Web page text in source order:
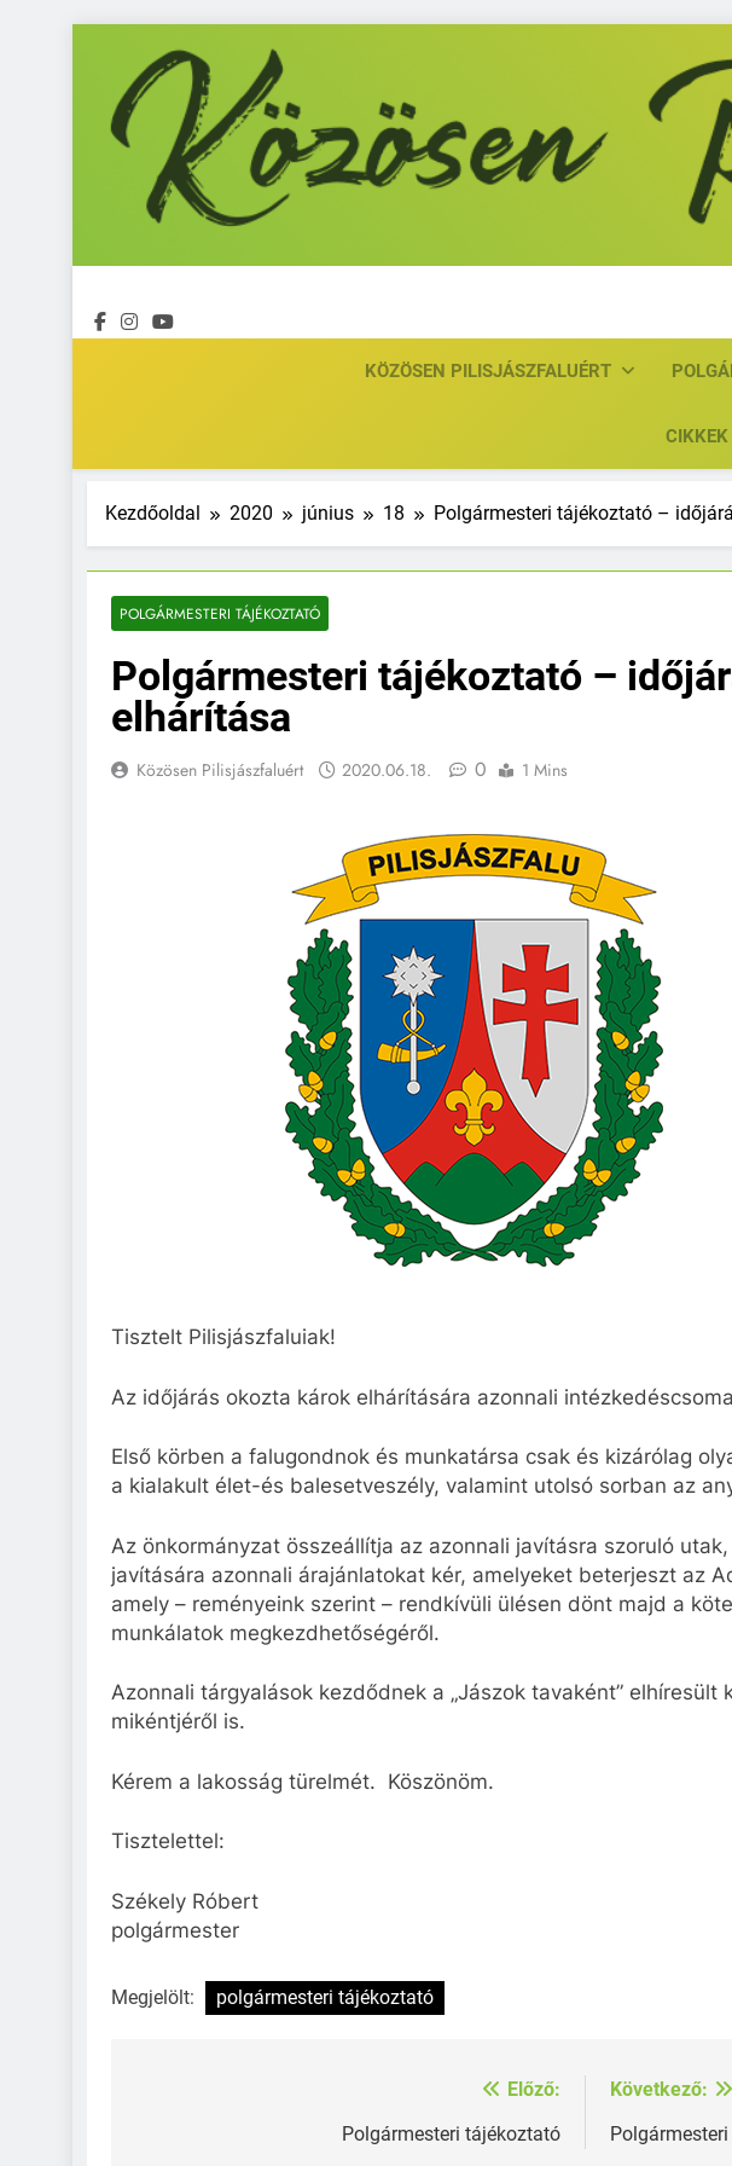
tartalomra
KÖZÖSEN PILISJÁSZFALUÉRT
CIKKEK
Kezdőoldal 2020 június 18 Polgármesteri tájékoztató –
POLGÁRMESTERI TÁJÉKOZTATÓ
Polgármesteri tájékoztató –
elhárítása
Közösen Pilisjászfaluért 2020.06.18. 0 1 Mins
Tisztelt Pilisjászfaluiak!
Az időjárás okozta károk elhárítására azonnali
Első körben a falugondnok és munkatársa csak és kizárólag
a kialakult élet-és balesetveszély, valamint utolsó sorban az
Az önkormányzat összeállítja az azonnali javításra szoruló
javítására azonnali árajánlatokat kér, amelyeket beterjeszt az
amely – reményeink szerint – rendkívüli ülésen dönt majd a
munkálatok megkezdhetőségéről.
Azonnali tárgyalások kezdődnek a „Jászok tavaként” elhíresült
mikéntjéről is.
Kérem a lakosság türelmét. Köszönöm.
Tisztelettel:
Székely Róbert
polgármester
Megjelölt: polgármesteri tájékoztató
Előző:
Polgármesteri tájékoztató
Következő: